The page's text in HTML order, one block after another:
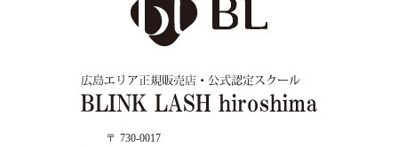
〒 730-0017